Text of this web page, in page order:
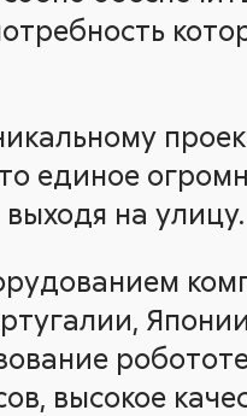
единое
на улицу.
высокое